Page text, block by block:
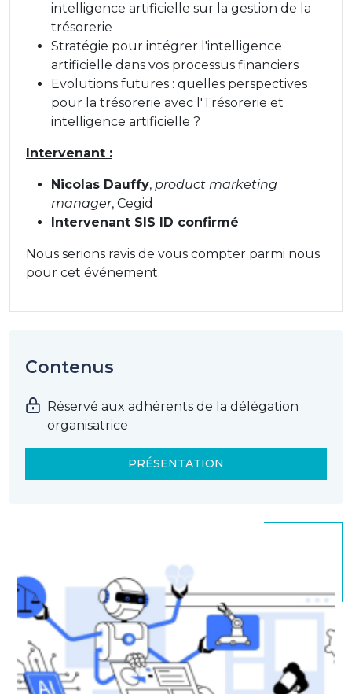
intelligence artificielle sur la gestion de la
trésorerie
Stratégie pour intégrer l'intelligence
artificielle dans vos processus financiers
Evolutions futures : quelles perspectives
pour la trésorerie avec l'Trésorerie et
intelligence artificielle ?
Intervenant :
Nicolas Dauffy, product marketing
manager, Cegid
Intervenant SIS ID confirmé
Nous serions ravis de vous compter parmi nous
pour cet événement.
Contenus
Réservé aux adhérents de la délégation
organisatrice
PRÉSENTATION